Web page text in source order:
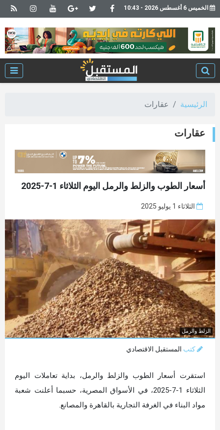
الخميس 6 أغسطس 2026 - 10:43
الرئيسية عقارات
عقارات
أسعار الطوب والزلط والرمل اليوم الثلاثاء 1-7-2025
الثلاثاء 1 يوليو 2025
الزلط والرمل
كتب المستقبل الاقتصادي
استقرت أسعار الطوب والزلط والرمل، بداية تعاملات اليوم
الثلاثاء 1-7-2025، في الأسواق المصرية، حسبما أعلنت شعبة
مواد البناء في الغرفة التجارية بالقاهرة والمصانع.